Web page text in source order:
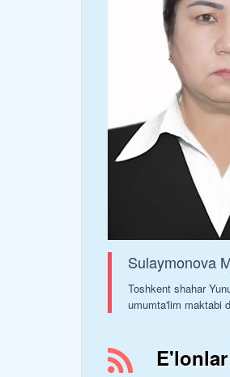
Sulaymonova
Toshkent shahar
umumta'lim maktabi
E'lonlar